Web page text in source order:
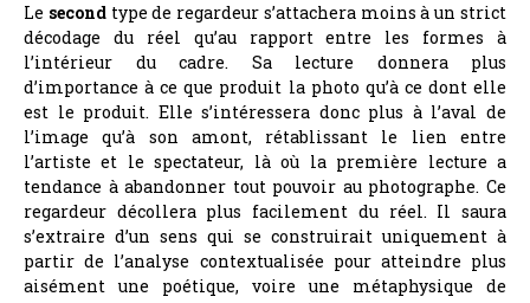
Le secondtype de regardeur s’attachera moins à un strict
décodage du réel qu’au rapport entre les formes à
l’intérieur du cadre. Sa lecture donnera plus
d’importance à ce que produit la photo qu’à ce dont elle
est le produit. Elle s’intéressera donc plus à l’aval de
l’image qu’à son amont, rétablissant le lien entre
l’artiste et le spectateur, là où la première lecture a
tendance à abandonner tout pouvoir au photographe. Ce
regardeur décollera plus facilement du réel. Il saura
s’extraire d’un sens qui se construirait uniquement à
partir de l’analyse contextualisée pour atteindre plus
aisément une poétique, voire une métaphysique de